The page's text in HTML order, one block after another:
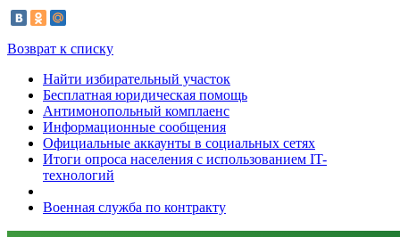
Возврат к списку
Найти избирательный участок
Бесплатная юридическая помощь
Антимонопольный комплаенс
Информационные сообщения
Официальные аккаунты в социальных сетях
Итоги опроса населения с использованием IT-
технологий
Военная служба по контракту